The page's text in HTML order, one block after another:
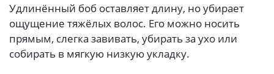
Удлинённый боб оставляет длину, но убирает
ощущение тяжёлых волос. Его можно носить
прямым, слегка завивать, убирать за ухо или
собирать в мягкую низкую укладку.